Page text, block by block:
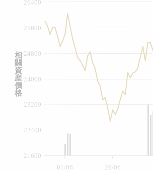
01/06 29/06
21600
22400
23200
24000
24800
25600
26400
相
關
資
産
價
格
認股證文件及公告 (瑞信)
牛熊證文件及公告
牛熊證文件及公告 (瑞信)
收市競價變化